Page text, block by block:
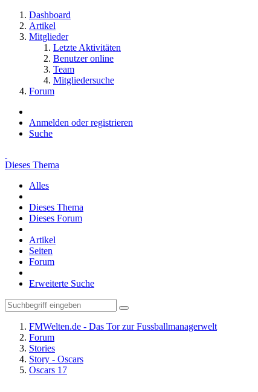
Dashboard
Artikel
Mitglieder
Letzte Aktivitäten
Benutzer online
Team
Mitgliedersuche
Forum
Anmelden oder registrieren
Suche
Dieses Thema
Alles
Dieses Thema
Dieses Forum
Artikel
Seiten
Forum
Erweiterte Suche
FMWelten.de - Das Tor zur Fussballmanagerwelt
Forum
Stories
Story - Oscars
Oscars 17